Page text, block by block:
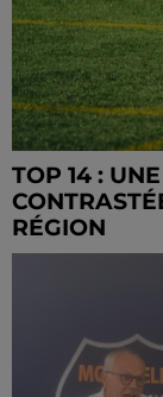
TOP 14 :
RÉGION